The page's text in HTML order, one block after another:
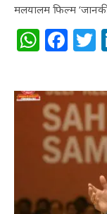
मलयालम फिल्म
W
at
s
A
p
F
c
e
b
o
k
r